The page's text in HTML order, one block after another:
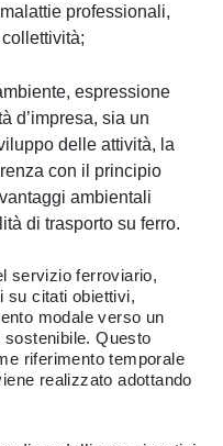
professionali,
espressione
d’impresa, sia un
delle attività, la
con il principio
ambientali
di trasporto su ferro.
servizio ferroviario,
su citati obiettivi,
modale verso un
Questo
riferimento temporale
realizzato adottando